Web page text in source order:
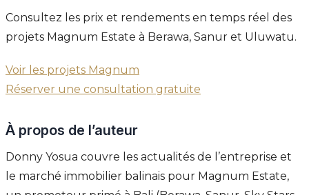
Consultez les prix et rendements en temps réel des
projets Magnum Estate à Berawa, Sanur et Uluwatu.
Voir les projets Magnum
Réserver une consultation gratuite
À propos de l’auteur
Donny Yosua couvre les actualités de l’entreprise et
le marché immobilier balinais pour Magnum Estate,